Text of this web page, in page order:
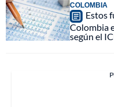
COLOMBIA
Estos
Colombia
según el